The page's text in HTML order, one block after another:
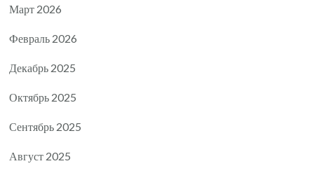
Март 2026
Февраль 2026
Декабрь 2025
Октябрь 2025
Сентябрь 2025
Август 2025